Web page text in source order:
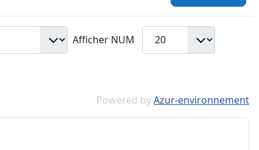
Afficher NUM
Powered byAzur-environnement